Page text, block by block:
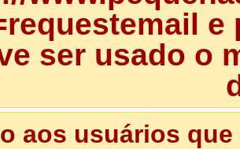
ser usado o
aos usuários